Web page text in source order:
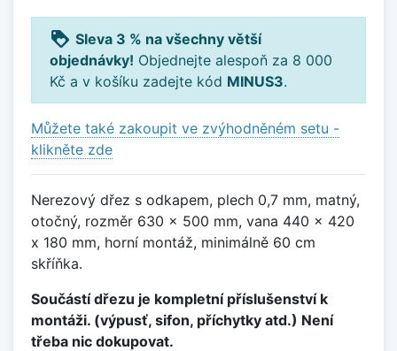
loyalty Sleva 3 % na všechny větší
objednávky! Objednejte alespoň za 8 000
Kč a v košíku zadejte kód MINUS3.
Můžete také zakoupit ve zvýhodněném setu -
klikněte zde
Nerezový dřez s odkapem, plech 0,7 mm, matný,
otočný, rozměr 630 x 500 mm, vana 440 x 420
x 180 mm, horní montáž, minimálně 60 cm
skříňka.
Součástí dřezu je kompletní příslušenství k
montáži. (výpusť, sifon, příchytky atd.) Není
třeba nic dokupovat.